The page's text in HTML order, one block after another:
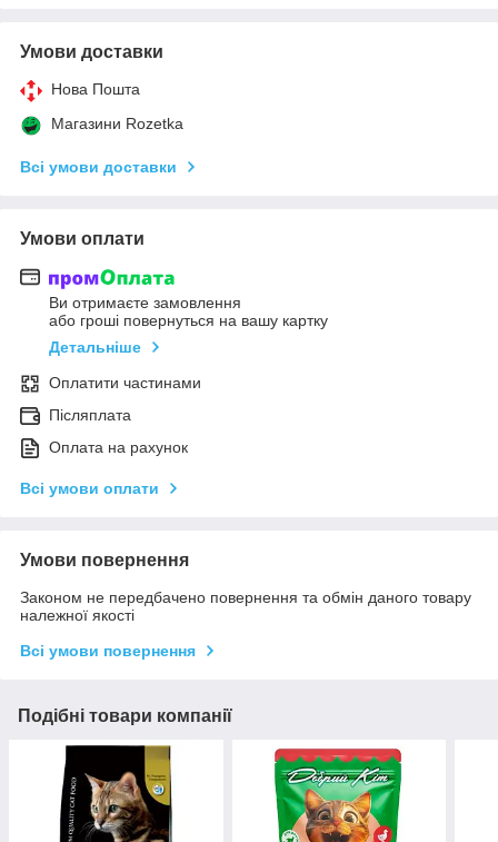
Умови доставки
Нова Пошта
Магазини Rozetka
Всі умови доставки
Умови оплати
Ви отримаєте замовлення
або гроші повернуться на вашу картку
Детальніше
Оплатити частинами
Післяплата
Оплата на рахунок
Всі умови оплати
Умови повернення
Законом не передбачено повернення та обмін даного товару
належної якості
Всі умови повернення
Подібні товари компанії